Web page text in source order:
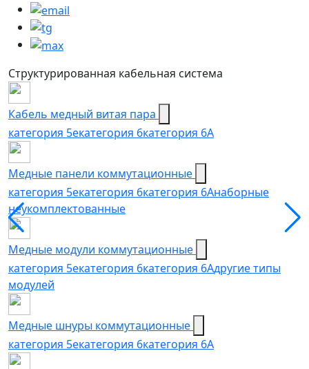
Структурированная кабельная система
Кабель медный витая пара
категория 5eкатегория 6категория 6А
Медные панели коммутационные
категория 5екатегория 6категория 6Aнаборные
неукомплектованные
Медные модули коммутационные
категория 5екатегория 6категория 6Aдругие типы
модулей
Медные шнуры коммутационные
категория 5eкатегория 6категория 6A